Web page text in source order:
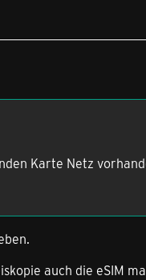
Karte Netz
auch die eSIM